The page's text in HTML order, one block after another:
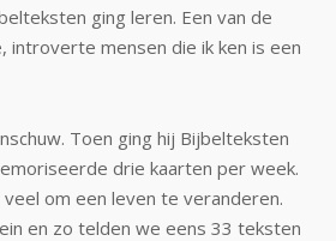
ging leren. Een van de
mensen die ik ken is een
Toen ging hij Bijbelteksten
drie kaarten per week.
om een leven te veranderen.
en zo telden we eens 33 teksten